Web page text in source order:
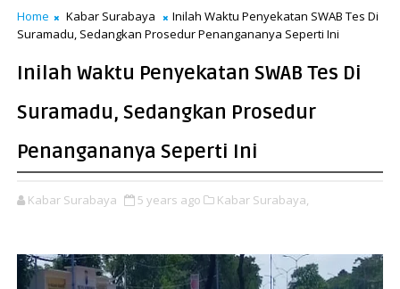
Home Kabar Surabaya
Inilah Waktu Penyekatan SWAB Tes Di
Suramadu, Sedangkan Prosedur Penangananya Seperti Ini
Inilah Waktu Penyekatan SWAB Tes Di
Suramadu, Sedangkan Prosedur
Penangananya Seperti Ini
Kabar Surabaya 5 years ago Kabar Surabaya,